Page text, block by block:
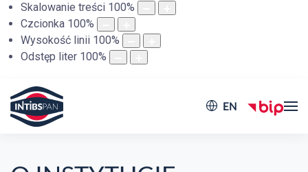
Skalowanie treści 100%
Czcionka 100%
Wysokość linii 100%
Odstęp liter 100%
EN